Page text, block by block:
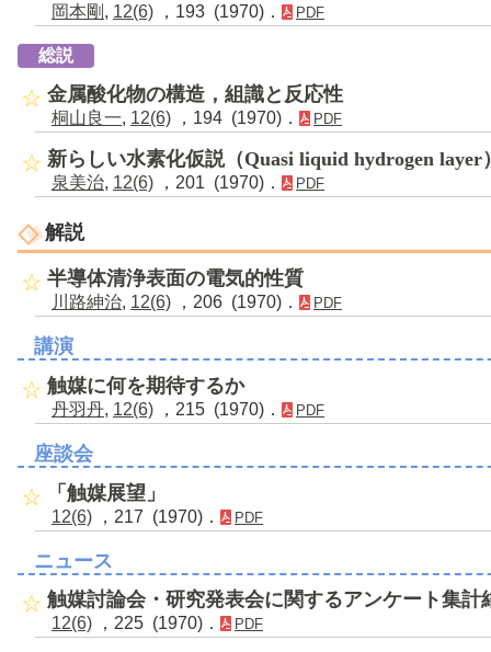
岡本剛 , 12(6) ，193 (1970)． PDF
総説
金属酸化物の構造，組識と反応性
桐山良一, 12(6) ，194 (1970)． PDF
新らしい水素化仮説（Quasi liquid hydrogen layer
泉美治, 12(6) ，201 (1970)． PDF
解説
半導体清浄表面の電気的性質
川路紳治, 12(6) ，206 (1970)． PDF
講演
触媒に何を期待するか
丹羽丹, 12(6) ，215 (1970)． PDF
座談会
「触媒展望」
12(6) ，217 (1970)． PDF
ニュース
触媒討論会・研究発表会に関するアンケート集計
12(6) ，225 (1970)． PDF